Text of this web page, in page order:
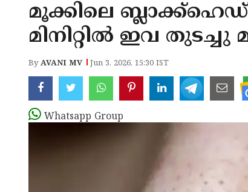
മൂക്കിലെ
മിനിറ്റിൽ ഇവ തുടച്ചു
ByAVANI MV Jun 3, 2026, 15:30 IST
Whatsapp Group